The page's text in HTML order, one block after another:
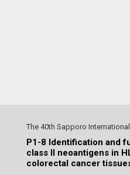
The 40th Sapporo
P1-8 Identification and
class II neoantigens in
colorectal cancer